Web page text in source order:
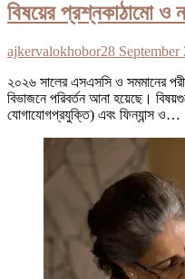
বিষয়ের প্রশ্নকাঠামো ও
ajkervalokhobor28 September
২০২৬ সালের এসএসসি ও সমমানের
বিভাজনে পরিবর্তন আনা হয়েছে।
যোগাযোগপ্রযুক্তি) এবং ফিন্যান্স ও…